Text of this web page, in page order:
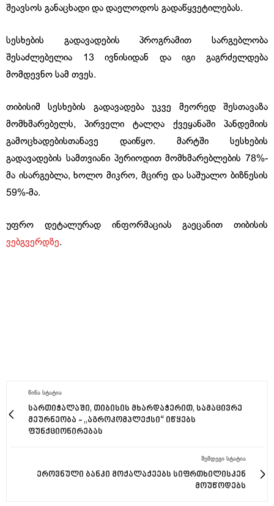
შეავსოს განაცხადი და დაელოდოს გადაწყვეტილებას.
სესხების გადავადების პროგრამით სარგებლობა
შესაძლებელია 13 ივნისიდან და იგი გაგრძელდება
მომდევნო სამ თვეს.
თიბისიმ სესხების გადავადება უკვე მეორედ შესთავაზა
მომხმარებელს, პირველი ტალღა ქვეყანაში პანდემიის
გამოცხადებისთანავე დაიწყო. მარტში სესხების
გადავადების სამთვიანი პერიოდით მომხმარებლების 78%-
მა ისარგებლა, ხოლო მიკრო, მცირე და საშუალო ბიზნესის
59%-მა.
უფრო დეტალურად ინფორმაციას გაეცანით თიბისის
ვებგვერდზე.
ᲬᲘᲜᲐ ᲡᲢᲐᲢᲘᲐ
სართიჭალაში, თიბისის მხარდაჭერით, სამაცივრე
მეურნეობა - „აგროკომპლექსი“ იწყებს
ფუნქციონირებას
ᲨᲔᲛᲓᲔᲒᲘ ᲡᲢᲐᲢᲘᲐ
ეროვნული ბანკი მოქალაქეებს სიფრთხილისკენ
მოუწოდებს